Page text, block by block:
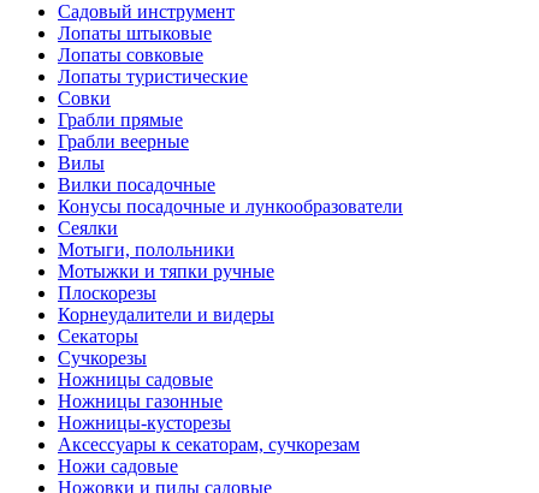
Садовый инструмент
Лопаты штыковые
Лопаты совковые
Лопаты туристические
Совки
Грабли прямые
Грабли веерные
Вилы
Вилки посадочные
Конусы посадочные и лункообразователи
Сеялки
Мотыги, полольники
Мотыжки и тяпки ручные
Плоскорезы
Корнеудалители и видеры
Секаторы
Сучкорезы
Ножницы садовые
Ножницы газонные
Ножницы-кусторезы
Аксессуары к секаторам, сучкорезам
Ножи садовые
Ножовки и пилы садовые